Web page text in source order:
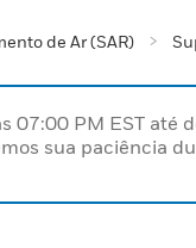
de Ar (SAR)
PM EST até
sua paciência